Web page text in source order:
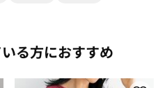
る方におすすめ